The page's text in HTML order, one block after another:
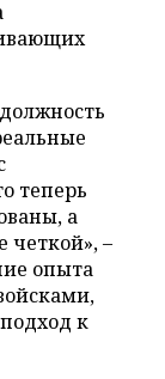
теперь
а
четкой», –
опыта
к